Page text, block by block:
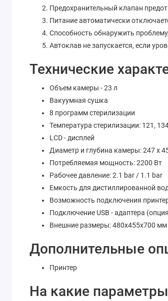
Предохранительный клапан
Питание автоматически
Способность обнаружить
Автоклав не запускается, если
Технические
Объем камеры - 23 л
Вакуумная сушка
8 программ стерилизации
Температура стерилизации: 121,
LCD - дисплей
Диаметр и глубина камеры: 247 х
Потребляемая мощность: 2200 Вт
Рабочее давление: 2.1 bar / 1.1 bar
Емкость для дистиллированной
Возможность подключения
Подключение USB - адаптера
Внешние размеры: 480х455х700 мм
Дополнительные
Принтер
На какие